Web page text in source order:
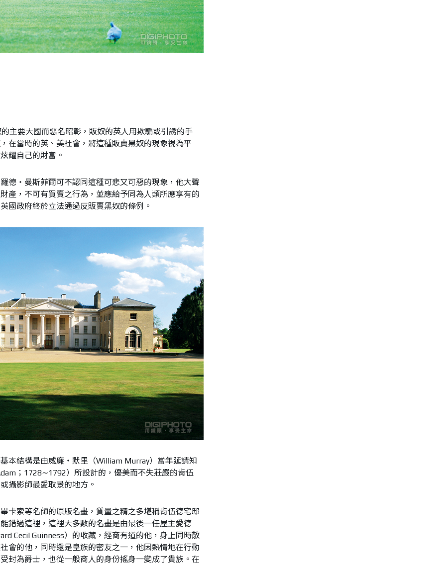
主要大國而惡名昭彰，販奴的英人用欺騙或引誘的手
在當時的英、美社會，將這種販賣黑奴的現象視為平
耀自己的財富。
德‧曼斯菲爾可不認同這種可悲又可惡的現象，他大聲
產，不可有買賣之行為，並應給予同為人類所應享有的
國政府終於立法通過反販賣黑奴的條例。
本結構是由威廉‧默里（William Murray）當年延請知
；1728∼1792）所設計的，優美而不失莊嚴的肯伍
攝影師最愛取景的地方。
卡索等名師的原版名畫，質量之精之多堪稱肯伍德宅邸
錯過這裡，這裡大多數的名畫是由最後一任屋主愛德
Cecil Guinness）的收藏，經商有道的他，身上同時散
會的他，同時還是皇族的密友之一，他因熱情地在行動
封為爵士，也從一般商人的身份搖身一變成了貴族。在